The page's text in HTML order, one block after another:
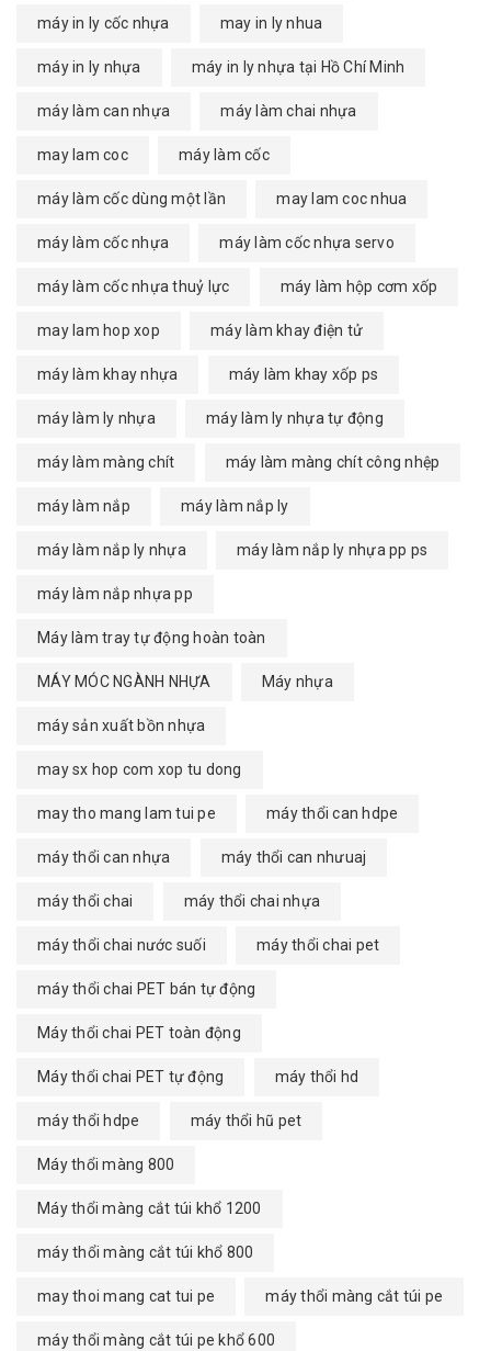
máy in ly cốc nhựa may in ly nhua
máy in ly nhựa máy in ly nhựa tại Hồ Chí Minh
máy làm can nhựa máy làm chai nhựa
may lam coc máy làm cốc
máy làm cốc dùng một lần may lam coc nhua
máy làm cốc nhựa máy làm cốc nhựa servo
máy làm cốc nhựa thuỷ lực máy làm hộp cơm xốp
may lam hop xop máy làm khay điện tử
máy làm khay nhựa máy làm khay xốp ps
máy làm ly nhựa máy làm ly nhựa tự động
máy làm màng chít máy làm màng chít công nhệp
máy làm nắp máy làm nắp ly
máy làm nắp ly nhựa máy làm nắp ly nhựa pp ps
máy làm nắp nhựa pp
Máy làm tray tự động hoàn toàn
MÁY MÓC NGÀNH NHỰA Máy nhựa
máy sản xuất bồn nhựa
may sx hop com xop tu dong
may tho mang lam tui pe máy thổi can hdpe
máy thổi can nhựa máy thổi can nhưuaj
máy thổi chai máy thổi chai nhựa
máy thổi chai nước suối máy thổi chai pet
máy thổi chai PET bán tự động
Máy thổi chai PET toàn động
Máy thổi chai PET tự động máy thổi hd
máy thổi hdpe máy thổi hũ pet
Máy thổi màng 800
Máy thổi màng cắt túi khổ 1200
máy thổi màng cắt túi khổ 800
may thoi mang cat tui pe máy thổi màng cắt túi pe
máy thổi màng cắt túi pe khổ 600